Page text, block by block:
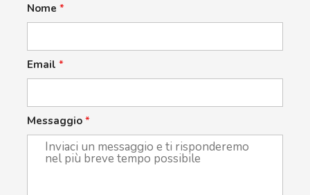
Nome *
Email *
Messaggio *